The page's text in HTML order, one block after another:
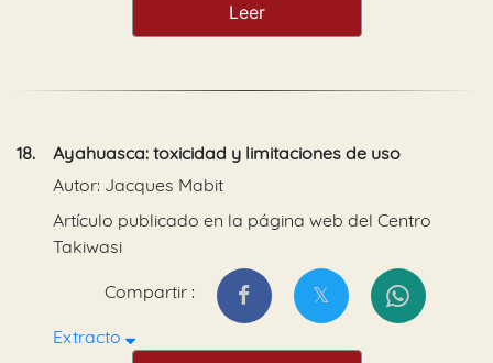
Leer
18.
Ayahuasca: toxicidad y limitaciones de uso
Autor: Jacques Mabit
Artículo publicado en la página web del Centro
Takiwasi
Compartir :
Extracto